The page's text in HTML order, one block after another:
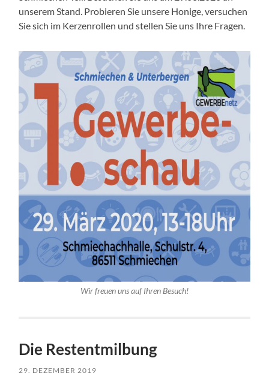
unserem Stand. Probieren Sie unsere Honige, versuchen
Sie sich im Kerzenrollen und stellen Sie uns Ihre Fragen.
Wir freuen uns auf Ihren Besuch!
Die Restentmilbung
29. DEZEMBER 2019